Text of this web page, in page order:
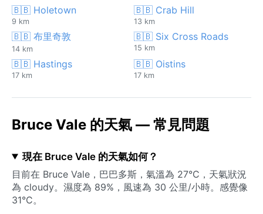
🇧🇧 Holetown
9 km
🇧🇧 Crab Hill
13 km
🇧🇧 布里奇敦
14 km
🇧🇧 Six Cross Roads
15 km
🇧🇧 Hastings
17 km
🇧🇧 Oistins
17 km
Bruce Vale 的天氣 — 常見問題
現在 Bruce Vale 的天氣如何？
目前在 Bruce Vale，巴巴多斯，氣溫為 27°C，天氣狀況
為 cloudy。濕度為 89%，風速為 30 公里/小時。感覺像
31°C。